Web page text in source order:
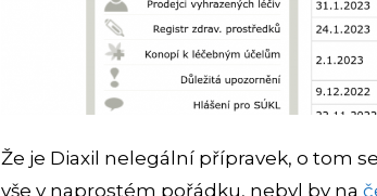
Že je Diaxil nelegální přípravek, o tom
vše v naprostém pořádku, nebyl by na